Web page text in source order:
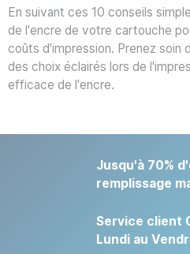
En suivant ces 10 conseils
de l'encre de votre cartouche
coûts d'impression. Prenez
des choix éclairés lors de
efficace de l'encre.
Jusqu'à 70%
remplissage
Service client
Lundi au